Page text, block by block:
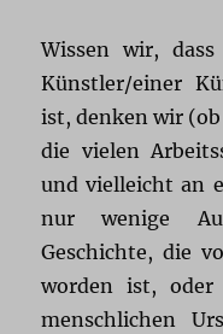
Wissen wir,
Künstler/einer
ist, denken wir
die vielen
und vielleicht an
nur wenige
Geschichte, die
worden ist,
menschlichen